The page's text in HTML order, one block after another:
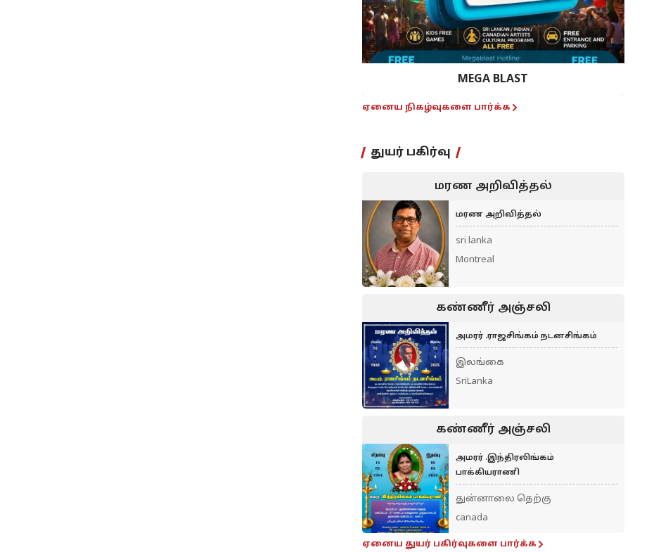
MEGA BLAST
ஏனைய நிகழ்வுகளை பார்க்க
துயர் பகிர்வு
மரண அறிவித்தல்
மரண அறிவித்தல்
sri lanka
Montreal
கண்ணீர் அஞ்சலி
அமரர் .ராஜசிங்கம் நடனசிங்கம்
இலங்கை
SriLanka
கண்ணீர் அஞ்சலி
அமரர் .இந்திரலிங்கம்
பாக்கியராணி
துன்னாலை தெற்கு
canada
ஏனைய துயர் பகிர்வுகளை பார்க்க